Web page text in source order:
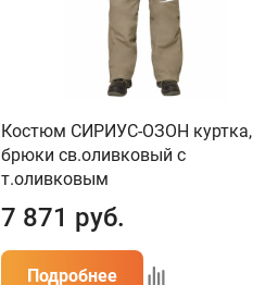
Костюм СИРИУС-ОЗОН куртка,
брюки св.оливковый с
т.оливковым
7 871 руб.
Подробнее